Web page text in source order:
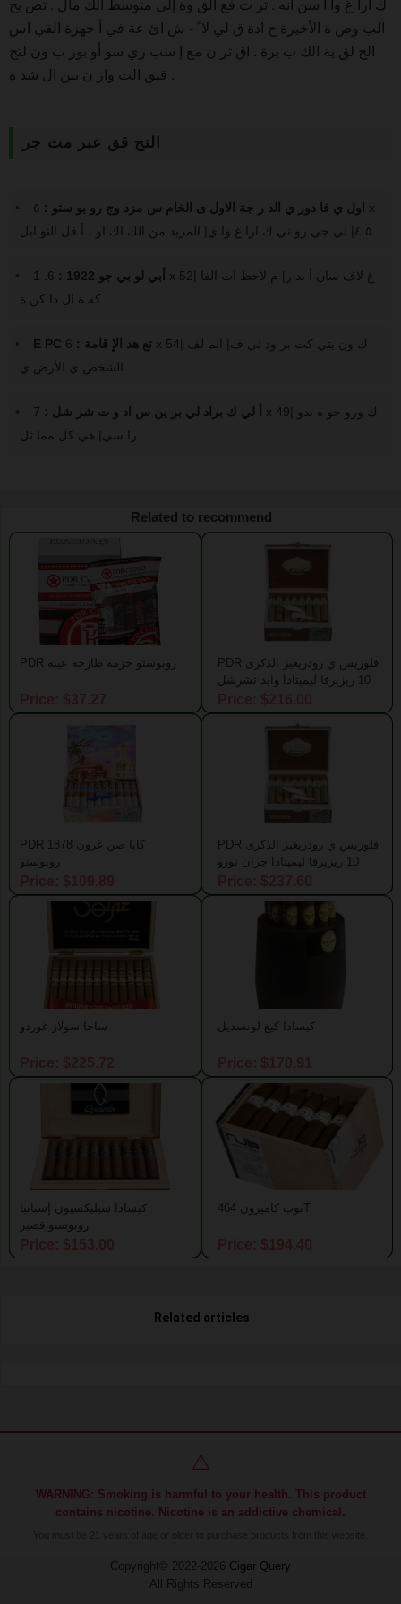
الب وص ة الأخيرة ح ادة ق لي لا ً - ش ائ عة في أ جهزة القي اس
الح لق ية الك ب يرة . اق تر ن مع إ سب ري سو أو بور ب ون لتح
التح قق عبر مت جر
اول ي فا دور ي الد ر جة الاول ى الخام س مزد وج رو بو ستو : ٥ x
٥ ٤| لي جي رو ني ك ارا غ وا ي| المزيد من الك اك او ، أ قل التو ابل
أبي لو بي جو 1922 :
6. 1 x 52| غ لاف سان أ ند ر| م لاحظ ات الفا
كه ة ال دا كن ة
E PC تع هد الإ قامة : 6 x 54| ك ون يتي كت بر ود لي ف| الم لف
الشخص ي الأرض ي
أ لي ك براد لي بر ين س اد و ت شر شل : 7 x 49| ك ورو جو ه ندو
را سي| هي كل مما ثل
Related to recommend
PDR روبوستو حزمة طازجة عينة
PDR فلوريس ي رودريغيز الذكرى
10 ريزيرفا ليميتادا وايد تشرشل
PDR 1878 كابا صن غرون
روبوستو
PDR فلوريس ي رودريغيز الذكرى
10 ريزيرفا ليميتادا جران تورو
ساجا سولاز غوردو كيسادا كيغ لونسديل
كيسادا سيليكسيون إسبانيا
روبوستو قصير
نوب كاميرون 464T
Related articles
⚠️
WARNING: Smoking is harmful to your health. This product
contains nicotine. Nicotine is an addictive chemical.
Copyright© 2022-2026 Cigar Query
All Rights Reserved